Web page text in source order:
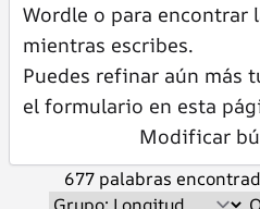
Wordle o para encontrar
mientras escribes.
Puedes refinar aún más
el formulario en esta
Modificar
677 palabras